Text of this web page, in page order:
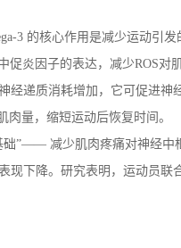
3 的核心作用是减少运动引
促炎因子的表达，减少ROS对
递质消耗增加，它可促进神
量，缩短运动后恢复时间。
”—— 减少肌肉疼痛对神经中
现下降。研究表明，运动员联